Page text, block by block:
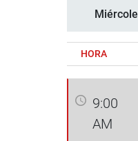
HORA
9:00
AM